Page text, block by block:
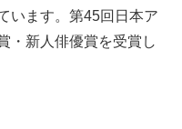
います。第45回日本ア
・新人俳優賞を受賞し